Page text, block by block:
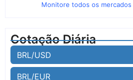
Monitore todos os mercados
Cotação Diária
BRL/USD
BRL/EUR